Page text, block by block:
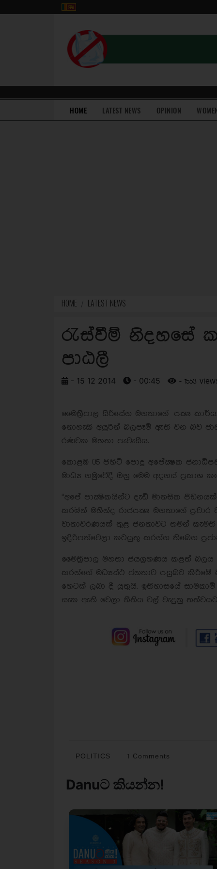
HOME(current)LATEST NEWS OPINION
HOME LATEST NEWS
රැස්වීම් නිදහසේ
පාඨලී
- 15 12 2014 - 00:45 - 1553
මෛත‍්‍රීපාල සිරිසේන මහතාගේ පක්‍ෂ
නොහැකි අයුරින් බලපෑම් ඇති වන බව
රණවක මහතා පැවැසීය.
කොළඹ 05 පිහිටි පොදු අපේක්‍ෂක
මාධ්‍ය හමුවේදී ඔහු මෙම අදහස් ප්‍රකාශ
“අපේ පාක්‍ෂිකයින්ට දැඩි මානසික
කරමින් මහින්ද රාජපක්‍ෂ මහතාගේ ප‍්‍රචාර
වාතාවරණයක් තුළ ජනතාවට තමන්
ඉදිරිපත්වෙලා කටයුතු කරන්න තිබෙන
මෛත‍්‍රීපාල මහතා ජයග‍්‍රහණය කළත්
කරන්නේ මධ්‍යස්ථ ජනතාව පසුබට
හෙටක් ලබා දී යුතුයි. ඉතිහාසයේ
සැක ඇති වෙලා නීතිය වල් වැදුනු තත්වයට
POLITICS 1 Comments